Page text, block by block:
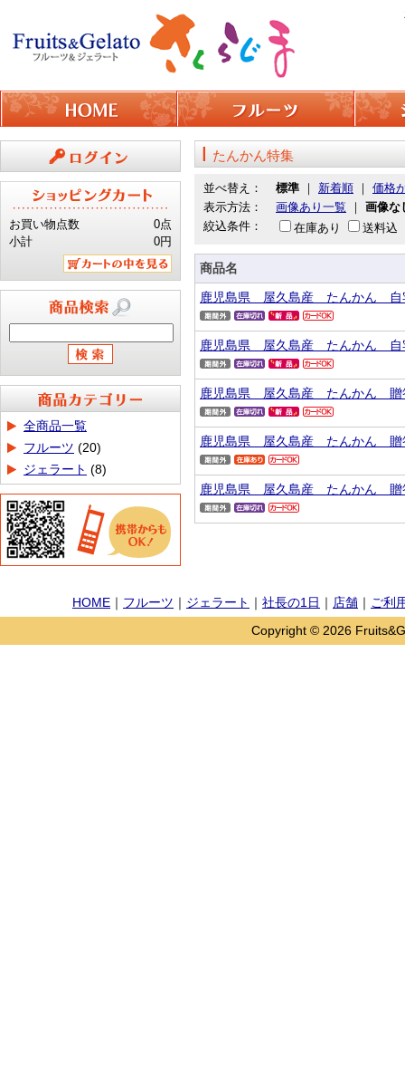
ログイン
お買い物点数
0点
小計
0円
カートの中を見る
商品カテゴリ
全商品一覧
フルーツ (20)
ジェラート (8)
たんかん特集
並べ替え： 標準 ｜ 新着順 ｜ 価格
表示方法：
画像あり一覧 ｜ 画像な
絞込条件：
在庫あり 送料込
商品名
鹿児島県 屋久島産 たんかん
鹿児島県 屋久島産 たんかん
鹿児島県 屋久島産 たんかん
鹿児島県 屋久島産 たんかん
鹿児島県 屋久島産 たんかん
HOME ｜ フルーツ ｜ ジェラート ｜ 社長の1日 ｜ 店舗 ｜ ご利
Copyright © 2026